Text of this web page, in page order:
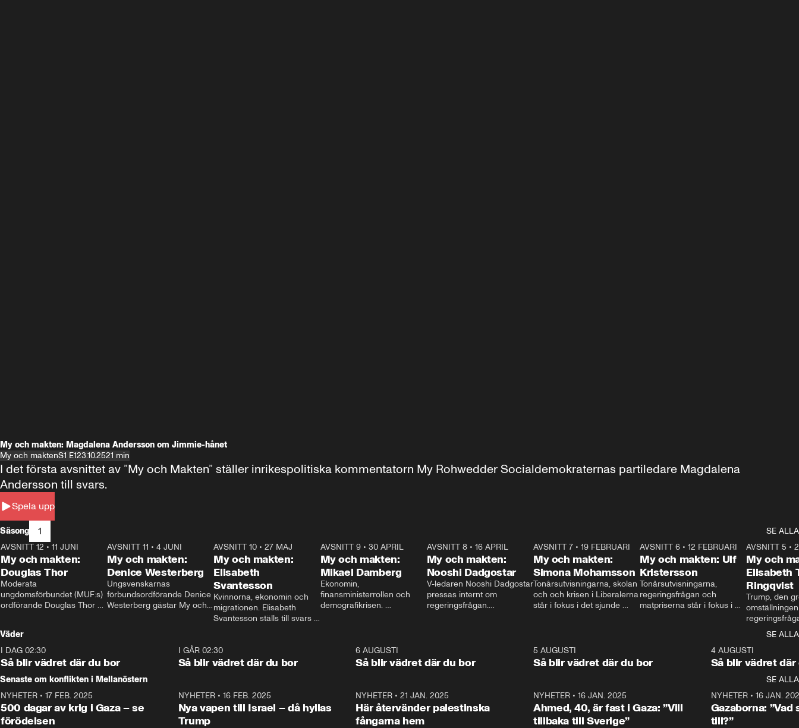
My och makten: Magdalena Andersson om Jimmie-hånet
My och maktenS1 E123.10.2521 min
Spela upp
I det första avsnittet av ”My och Makten” ställer inrikespolitiska kommentatorn My Rohwedder Socialdemokraternas partiledare Magdalena
Andersson till svars.
Säsong 1
SE ALLA
26:27
AVSNITT 12 • 11 JUNI
My och makten:
Douglas Thor
Moderata
ungdomsförbundet (MUF:s)
ordförande Douglas Thor
tonårsutvisningarna och hur
Moderaterna ska locka
väljare till valet i höst.
23:40
AVSNITT 11 •4 JUNI
My och makten:
Denice Westerberg
Ungsvenskarnas
förbundsordförande Denice
Westerberg gästar My och
AVSNITT 10 •27 MAJ
My och makten:
Elisabeth
Svantesson
Kvinnorna, ekonomin och
migrationen. Elisabeth
Svantesson ställs till svars
AVSNITT 9• 30 APRIL
My och makten:
Mikael Damberg
Ekonomin,
finansministerrollen och
demografikrisen.
och Makten.
AVSNITT 8• 16 APRIL
My och makten:
Nooshi Dadgostar
V-ledaren Nooshi Dadgostar
pressas internt om
regeringsfrågan.
– Vi ställer upp i val. Ska vi
vara med så sitter vi förstås
24:30
AVSNITT 7• 19 FEBRUARI
My och makten:
Simona Mohamsson
Tonårsutvisningarna, skolan
och och krisen i Liberalerna
står i fokus i det sjunde
kommentator My
Rohwedder ställer
utbildnings- och
Mohamsson till svars.
27:30
AVSNITT 6 •12 FEBRUARI
My och makten: Ulf
Kristersson
Tonårsutvisningarna,
regeringsfrågan och
matpriserna står i fokus i
Rohwedder ställer
statsminister Ulf Kristersson
AVSNITT 5 •
My och
Elisabeth
Ringqvist
Trump, den
centrum i
avsnittet av
Makten”. Se
Aftonbladets
Rohwedder
Thand Ring
Väder
SE ALLA
I DAG 02:30
Så blir vädret där du bor
1:06
I GÅR 02:30
Så blir vädret där du bor
6 AUGUSTI
Så blir vädret där du bor
5 AUGUSTI
Så blir vädret där du bor
4 AUGUSTI
Så blir vädret där
Senaste om konflikten i Mellanöstern
SE ALLA
NYHETER • 17 FEB. 2025
500 dagar av krig i Gaza – se
förödelsen
NYHETER• 16 FEB. 2025
Nya vapen till Israel – då hyllas
Trump
NYHETER •21 JAN. 2025
Här återvänder palestinska
fångarna hem
NYHETER• 16 JAN. 2025
Ahmed, 40, är fast i Gaza: ”Vill
tillbaka till Sverige”
NYHETER• 16 JAN.
Gazaborna:
till?”